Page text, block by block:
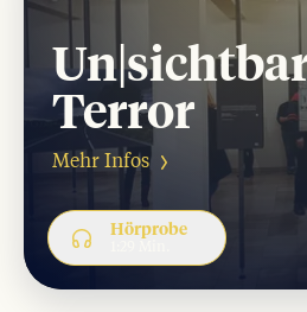
Terror
Im NS-
Mehr Infos
Hörprobe